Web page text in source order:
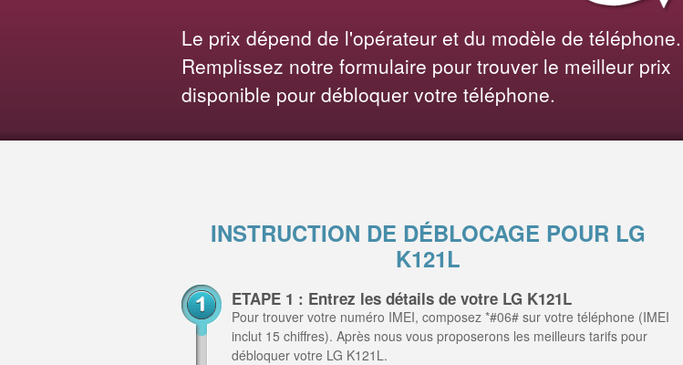
Le prix dépend de l'opérateur et du modèle de téléphone.
Remplissez notre formulaire pour trouver le meilleur prix
disponible pour débloquer votre téléphone.
INSTRUCTION DE DÉBLOCAGE POUR LG
K121L
ETAPE 1 : Entrez les détails de votre LG K121L
Pour trouver votre numéro IMEI, composez *#06# sur votre téléphone (IMEI
inclut 15 chiffres). Après nous vous proposerons les meilleurs tarifs pour
débloquer votre LG K121L.